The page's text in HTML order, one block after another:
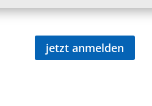
jetzt anmelden